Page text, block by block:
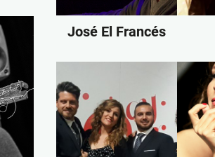
José El Francés